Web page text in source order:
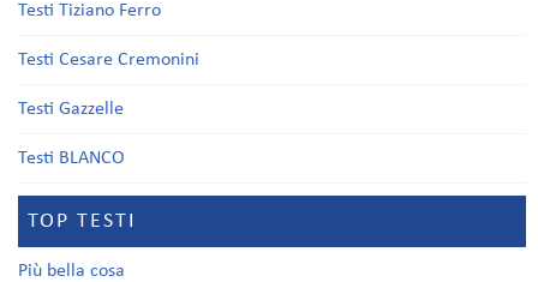
Testi Tiziano Ferro
Testi Cesare Cremonini
Testi Gazzelle
Testi BLANCO
TOP TESTI
Più bella cosa